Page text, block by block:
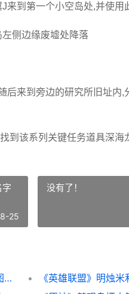
到第一个小空岛处,并使用
侧边缘废墟处降落
后来到旁边的研究所旧址内
到该系列关键任务道具深海
字
25
没有了！
《原神》图书馆丢失的五本书任务步骤 原神 图书馆